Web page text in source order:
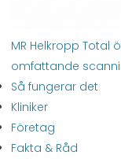
MR Helkropp Total
omfattande
Så fungerar det
Kliniker
Företag
Fakta & Råd